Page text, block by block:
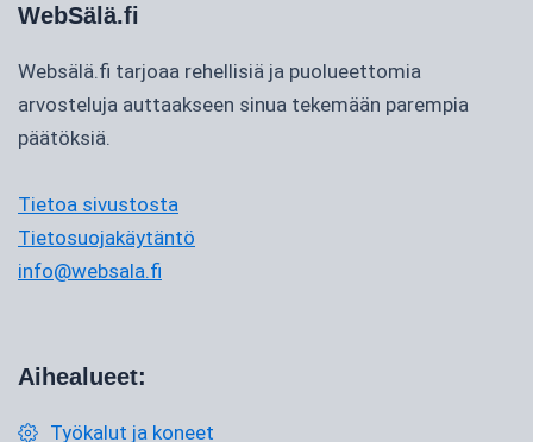
WebSälä.fi
Websälä.fi tarjoaa rehellisiä ja puolueettomia
arvosteluja auttaakseen sinua tekemään parempia
päätöksiä.
Tietoa sivustosta
Tietosuojakäytäntö
info@websala.fi
Aihealueet:
Työkalut ja koneet